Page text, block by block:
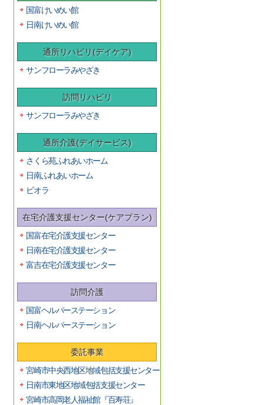
国富けいめい館
日南けいめい館
通所リハビリ(デイケア)
サンフローラみやざき
訪問リハビリ
サンフローラみやざき
通所介護(デイサービス)
さくら苑ふれあいホーム
日南ふれあいホーム
ビオラ
在宅介護支援センター(ケアプラン)
国富在宅介護支援センター
日南在宅介護支援センター
富吉在宅介護支援センター
訪問介護
国富ヘルパーステーション
日南ヘルパーステーション
委託事業
宮崎市中央西地区地域包括支援センター
日南市東地区地域包括支援センター
宮崎市高岡老人福祉館『百寿荘』